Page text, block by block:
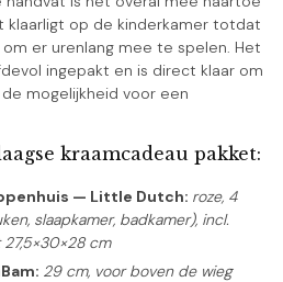
klaarligt op de kinderkamer totdat
er urenlang mee te spelen. Het
ingepakt en is direct klaar om
mogelijkheid voor een
kraamcadeau pakket:
— Little Dutch: roze, 4
slaapkamer, badkamer), incl.
cm
29 cm, voor boven de wieg